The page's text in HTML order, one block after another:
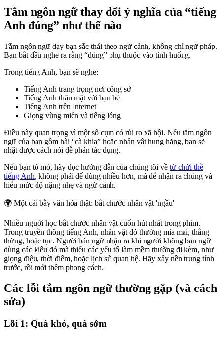
Tắm ngôn ngữ thay đổi ý nghĩa của “tiếng
Anh đúng” như thế nào
Tắm ngôn ngữ dạy bạn sắc thái theo ngữ cảnh, không chỉ ngữ pháp.
Bạn bắt đầu nghe ra rằng “đúng” phụ thuộc vào tình huống.
Trong tiếng Anh, bạn sẽ nghe:
Tiếng Anh trang trọng nơi công sở
Tiếng Anh thân mật với bạn bè
Tiếng Anh trên Internet
Giọng vùng miền và tiếng lóng
Điều này quan trọng vì một số cụm có rủi ro xã hội. Nếu tắm ngôn
ngữ của bạn gồm hài “cà khịa” hoặc nhân vật hung hăng, bạn sẽ
nhặt được cách nói dễ phản tác dụng.
Nếu bạn tò mò, hãy đọc hướng dẫn của chúng tôi về từ chửi thề
tiếng Anh, không phải để dùng nhiều hơn, mà để nhận ra chúng và
hiểu mức độ nặng nhẹ và ngữ cảnh.
🌍 Một cái bẫy văn hóa thật: bắt chước nhân vật 'ngầu'
Nhiều người học bắt chước nhân vật cuốn hút nhất trong phim.
Trong truyền thông tiếng Anh, nhân vật đó thường mỉa mai, thẳng
thừng, hoặc tục. Người bản ngữ nhận ra khi người không bản ngữ
dùng các kiểu đó mà thiếu các yếu tố làm mềm thường đi kèm, như
giọng điệu, thời điểm, hoặc lịch sử quan hệ. Hãy xây nền trung tính
trước, rồi mới thêm phong cách.
Các lỗi tắm ngôn ngữ thường gặp (và cách
sửa)
Lỗi 1: Quá khó, quá sớm